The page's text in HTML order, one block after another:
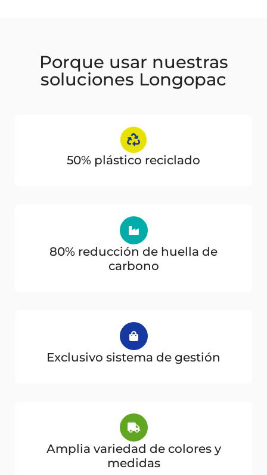
Porque usar nuestras
soluciones Longopac
50% plástico reciclado
80% reducción de huella de
carbono
Exclusivo sistema de gestión
Amplia variedad de colores y
medidas